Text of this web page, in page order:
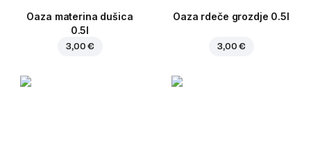
Oaza materina dušica
0.5l
3,00 €
Oaza rdeče grozdje 0.5l
3,00 €